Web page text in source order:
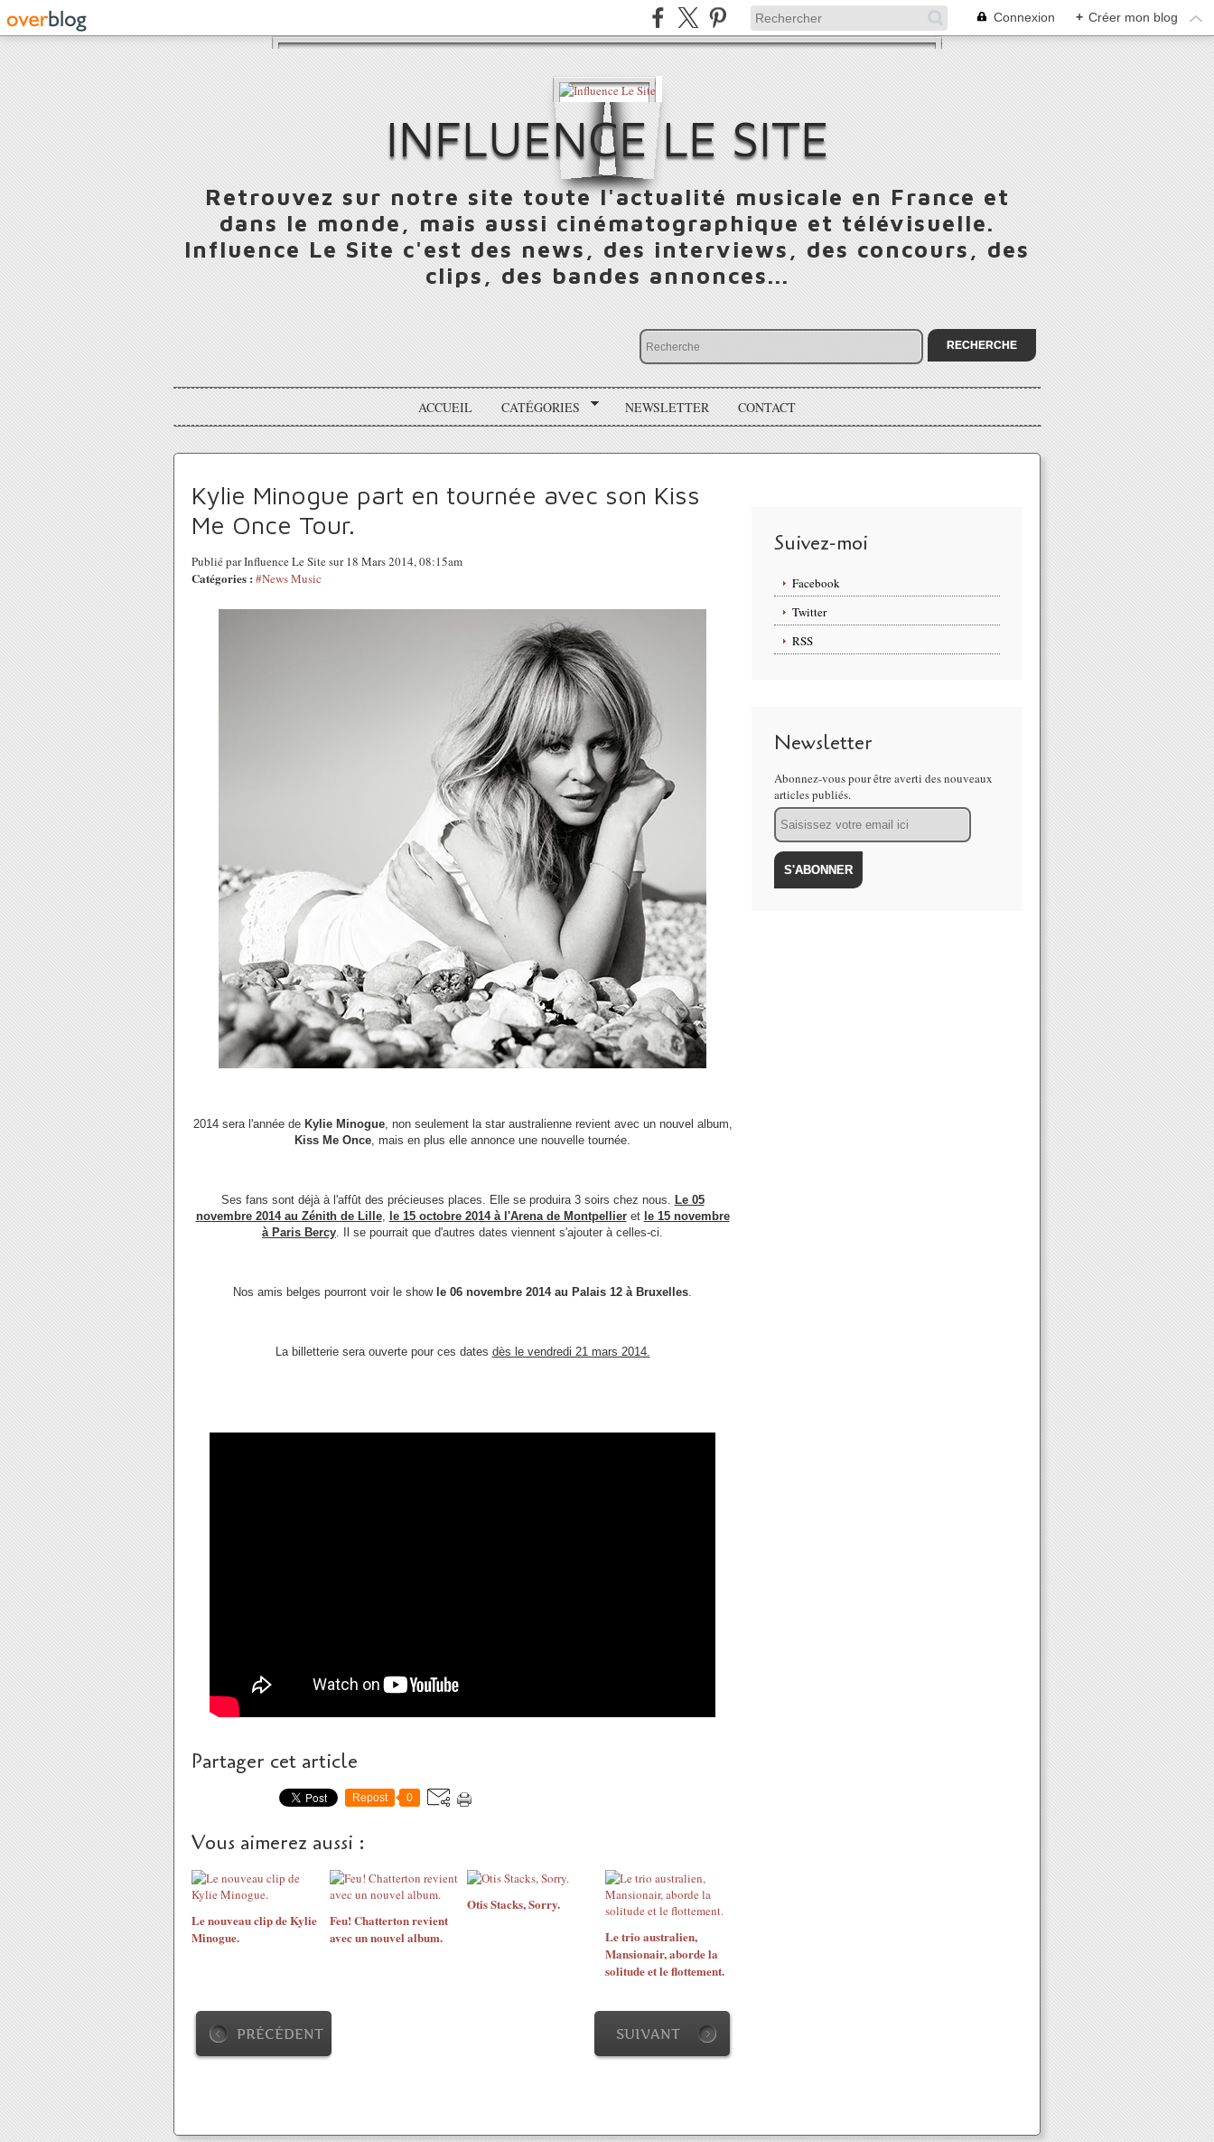
Connexion + Créer mon blog
INFLUENCE LE SITE
Retrouvez sur notre site toute l'actualité musicale en France et
dans le monde, mais aussi cinématographique et télévisuelle.
Influence Le Site c'est des news, des interviews, des concours, des
clips, des bandes annonces...
ACCUEIL CATÉGORIES NEWSLETTER CONTACT
Kylie Minogue part en tournée avec son Kiss
Me Once Tour.
Publié par Influence Le Site sur 18 Mars 2014, 08:15am
Catégories : #News Music
2014 sera l'année de Kylie Minogue, non seulement la star australienne revient avec un nouvel album,
Kiss Me Once, mais en plus elle annonce une nouvelle tournée.
Ses fans sont déjà à l'affût des précieuses places. Elle se produira 3 soirs chez nous. Le 05
novembre 2014 au Zénith de Lille, le 15 octobre 2014 à l'Arena de Montpellieret le 15 novembre
à Paris Bercy. Il se pourrait que d'autres dates viennent s'ajouter à celles-ci.
Nos amis belges pourront voir le show le 06 novembre 2014 au Palais 12 à Bruxelles.
La billetterie sera ouverte pour ces dates dès le vendredi 21 mars 2014.
Partager cet article
Repost 0
Vous aimerez aussi :
Le nouveau clip de Kylie
Minogue.
Feu! Chatterton revient
avec un nouvel album.
Otis Stacks, Sorry.
Le trio australien,
Mansionair, aborde la
solitude et le flottement.
PRÉCÉDENT SUIVANT
Suivez-moi
Facebook
Twitter
RSS
Newsletter
Abonnez-vous pour être averti des nouveaux
articles publiés.
Email